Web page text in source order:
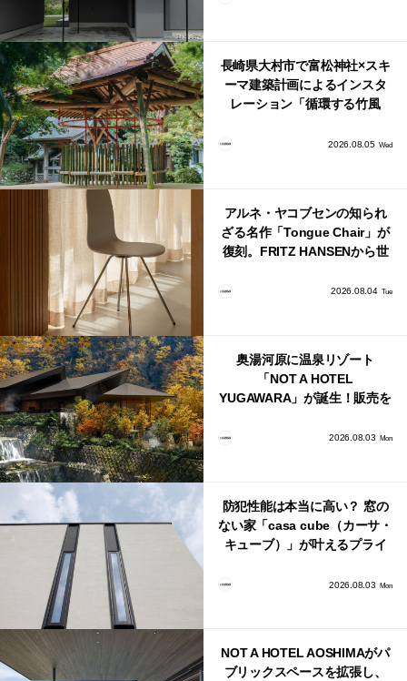
長崎県大村市で富松神社×スキ
ーマ建築計画によるインスタ
レーション「循環する竹風
2026.08.05 Wed
アルネ・ヤコブセンの知られ
ざる名作「Tongue Chair」が
復刻。FRITZ HANSENから世
2026.08.04 Tue
奥湯河原に温泉リゾート
「NOT A HOTEL
YUGAWARA」が誕生！販売を
2026.08.03 Mon
防犯性能は本当に高い？ 窓の
ない家「casa cube（カーサ・
キューブ）」が叶えるプライ
2026.08.03 Mon
NOT A HOTEL AOSHIMAがパ
ブリックスペースを拡張し、